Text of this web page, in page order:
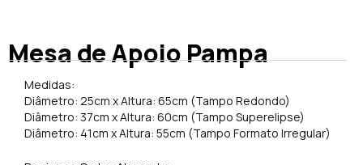
Mesa de Apoio Pampa
Medidas:
Diâmetro: 25cm x Altura: 65cm (Tampo Redondo)
Diâmetro: 37cm x Altura: 60cm (Tampo Superelipse)
Diâmetro: 41cm x Altura: 55cm (Tampo Formato Irregular)